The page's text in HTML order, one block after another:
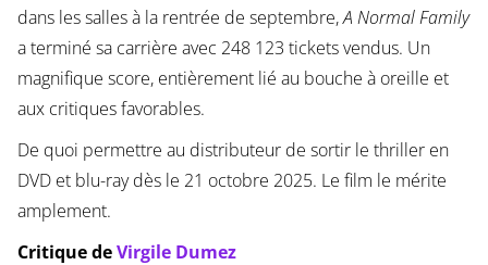
dans les salles à la rentrée de septembre,A Normal Family
a terminé sa carrière avec 248 123 tickets vendus. Un
magnifique score, entièrement lié au bouche à oreille et
aux critiques favorables.
De quoi permettre au distributeur de sortir le thriller en
DVD et blu-ray dès le 21 octobre 2025. Le film le mérite
amplement.
Critique deVirgile Dumez